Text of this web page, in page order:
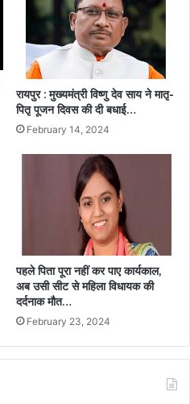
रायपुर : मुख्यमंत्री विष्णु देव साय ने मातृ-
पितृ पूजन दिवस की दी बधाई…
February 14, 2024
पहले पिता पूरा नहीं कर पाए कार्यकाल,
अब उसी सीट से महिला विधायक की
दर्दनाक मौत…
February 23, 2024